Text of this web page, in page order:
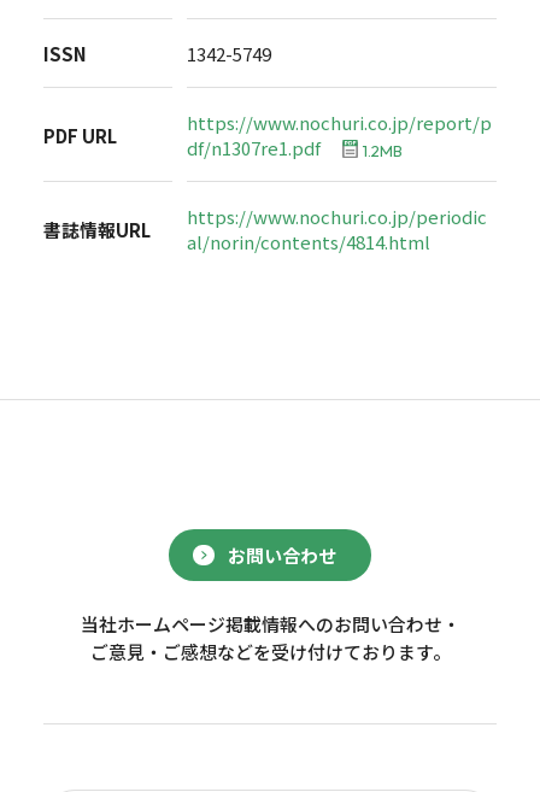
ISSN 1342-5749
PDF URL
https://www.nochuri.co.jp/report/p
df/n1307re1.pdf
1.2MB
書誌情報URL
https://www.nochuri.co.jp/periodic
al/norin/contents/4814.html
お問い合わせ
当社ホームページ掲載情報へのお問い合わせ・
ご意見・ご感想などを受け付けております。